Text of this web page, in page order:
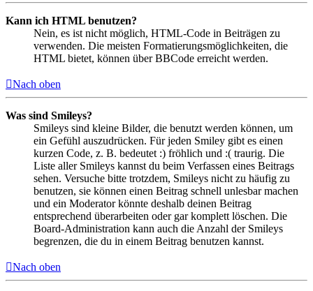
Kann ich HTML benutzen?
Nein, es ist nicht möglich, HTML-Code in Beiträgen zu
verwenden. Die meisten Formatierungsmöglichkeiten, die
HTML bietet, können über BBCode erreicht werden.
Nach oben
Was sind Smileys?
Smileys sind kleine Bilder, die benutzt werden können, um
ein Gefühl auszudrücken. Für jeden Smiley gibt es einen
kurzen Code, z. B. bedeutet :) fröhlich und :( traurig. Die
Liste aller Smileys kannst du beim Verfassen eines Beitrags
sehen. Versuche bitte trotzdem, Smileys nicht zu häufig zu
benutzen, sie können einen Beitrag schnell unlesbar machen
und ein Moderator könnte deshalb deinen Beitrag
entsprechend überarbeiten oder gar komplett löschen. Die
Board-Administration kann auch die Anzahl der Smileys
begrenzen, die du in einem Beitrag benutzen kannst.
Nach oben